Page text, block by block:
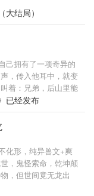
听说你是大气运者，
丽的词条，多的自己
意思，我的天赋在你
巅，独断万古！ 多
有大恐怖降临诸
李命早已万千词条加
结局）
己拥有了一项奇异的
，传入他耳中，就变
着：兄弟，后山里能
落了，快走！ 一群
来了，兄弟们，快
叶真发出一声又一声
过来，再过来吃了
新的新书《基因大时
推荐走一波呐。 嫌新
万订精品老书《掌御
蹄子啦！ 交流区，
已经发布
化形，纯异兽文+爽
，鬼怪索命，乾坤颠
，但世间竟无龙出